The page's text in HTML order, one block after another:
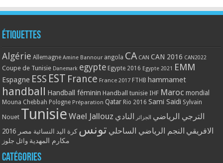
Étiquettes
Algérie Allemagne Amine Bannour angola CA CAN CAN 2016 CAN2022
Coupe de Tunisie Danemark egypte Egypte 2016 Egypte 2021 EMM
Espagne ESS EST France France 2017 FTHB hammamet
handball Handball féminin Handball tunisie IHF Maroc mondial
Mouna Chebbah Pologne Préparation Qatar Rio 2016 Sami Saidi Sylvain
Nouet Tunisie Wael Jallouz الترجي الرياضي الجزائر النادي
الافريقي النجم الرياضي الساحلي تونس كرة اليد النسائية مصر 2016
مكارم المهدية وائل جلوز
Catégories